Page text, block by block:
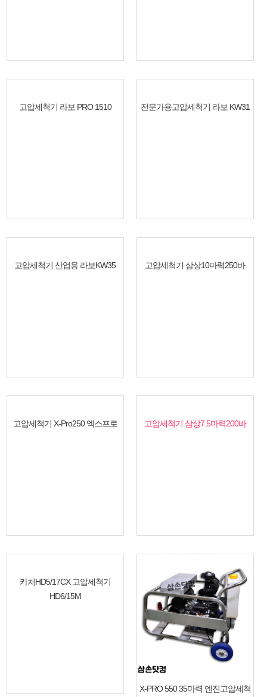
고압세척기 라보 PRO 1510 전문가용고압세척기 라보 KW31
고압세척기 산업용 라보KW35 고압세척기 삼상10마력250바
고압세척기 X-Pro250 엑스프로 고압세척기 삼상7.5마력200바
카처HD5/17CX 고압세척기
HD6/15M
X-PRO 550 35마력 엔진고압세척